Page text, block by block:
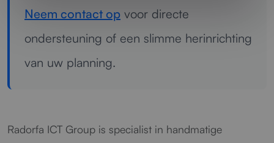
Neem contact op voor directe
ondersteuning of een slimme herinrichting
van uw planning.
Radorfa ICT Group is specialist in handmatige